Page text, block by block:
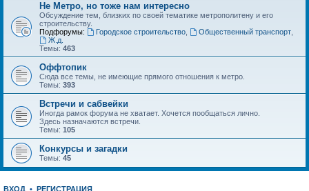
Не Метро, но тоже нам интересно
Обсуждение тем, близких по своей тематике метрополитену и его
строительству.
Подфорумы:
Городское строительство, Общественный транспорт,
Ж.д.
Темы: 463
Оффтопик
Сюда все темы, не имеющие прямого отношения к метро.
Темы: 393
Встречи и сабвейки
Иногда рамок форума не хватает. Хочется пообщаться лично.
Здесь назначаются встречи.
Темы: 105
Конкурсы и загадки
Темы: 45
ВХОД • РЕГИСТРАЦИЯ